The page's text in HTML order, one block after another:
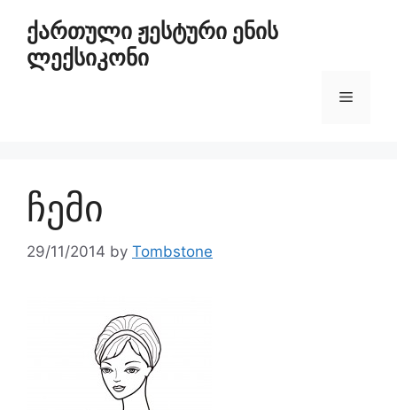
ქართული ჟესტური ენის
ლექსიკონი
ჩემი
29/11/2014 by Tombstone